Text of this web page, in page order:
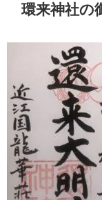
結果として様々な
おそらく、この平
きことを成すため
思うのです。
冷徹な部分がクロ
この13歳の時に逃
にたどり着いたこ
後年、権力を手に